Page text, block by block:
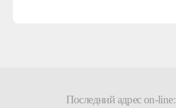
Последний адрес on-line: